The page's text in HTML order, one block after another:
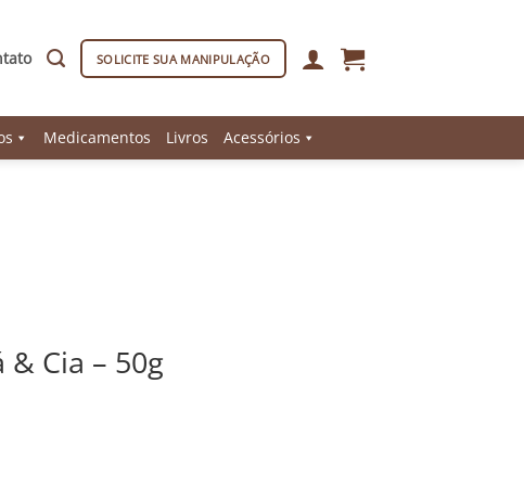
SOLICITE SUA MANIPULAÇÃO
Medicamentos Livros Acessórios
& Cia – 50g